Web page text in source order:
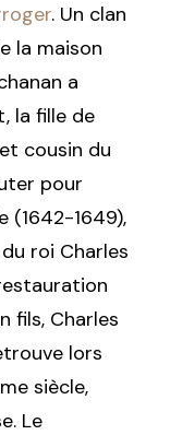
. Un clan
la maison
a
la fille de
cousin du
pour
(1642-1649),
roi Charles
fils, Charles
lors
siècle,
Le